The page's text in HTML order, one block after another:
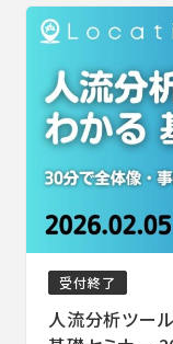
受付終了
人流分析ツー